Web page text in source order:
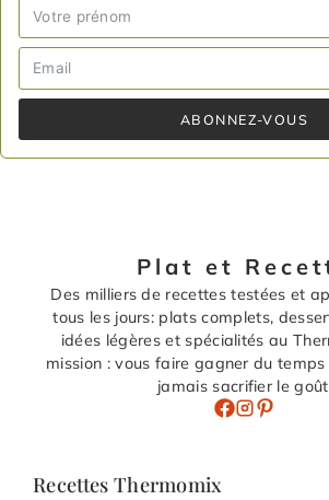
ABONNEZ-VOUS
Plat et
Des milliers de recettes testées et
tous les jours: plats complets,
idées légères et spécialités au
mission : vous faire gagner du temps
jamais sacrifier le
Recettes Thermomix